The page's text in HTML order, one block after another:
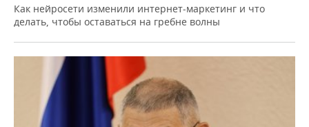
Как нейросети изменили интернет-маркетинг и что
делать, чтобы оставаться на гребне волны